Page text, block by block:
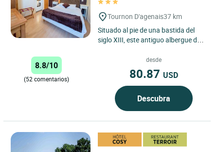
Tournon D'agenais37 km
Situado al pie de una bastida del
siglo XIII, este antiguo albergue de
degustar sus productos...
8.8/10
(52 comentarios)
desde
80.87 USD
Descubra